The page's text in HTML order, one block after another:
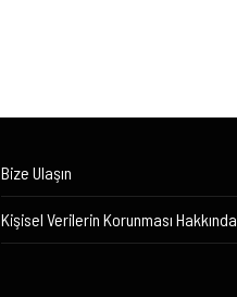
Bize Ulaşın
Kişisel Verilerin Korunması Hakkında